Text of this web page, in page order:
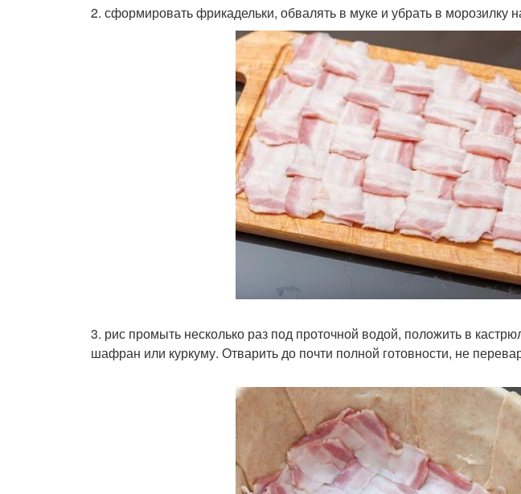
2. сформировать фрикадельки, обвалять в муке и убрать в морозилку
3. рис промыть несколько раз под проточной водой, положить в
шафран или куркуму. Отварить до почти полной готовности, не